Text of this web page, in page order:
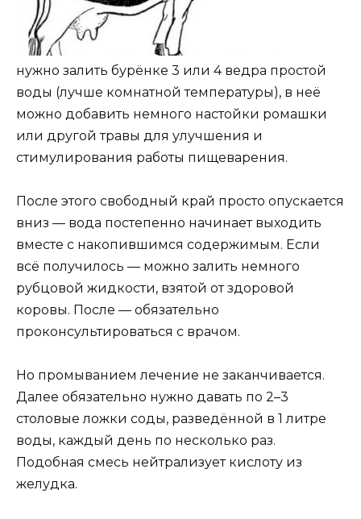
нужно залить бурёнке 3 или 4 ведра простой
воды (лучше комнатной температуры), в неё
можно добавить немного настойки ромашки
или другой травы для улучшения и
стимулирования работы пищеварения.
После этого свободный край просто опускается
вниз — вода постепенно начинает выходить
вместе с накопившимся содержимым. Если
всё получилось — можно залить немного
рубцовой жидкости, взятой от здоровой
коровы. После — обязательно
проконсультироваться с врачом.
Но промыванием лечение не заканчивается.
Далее обязательно нужно давать по 2–3
столовые ложки соды, разведённой в 1 литре
воды, каждый день по несколько раз.
Подобная смесь нейтрализует кислоту из
желудка.